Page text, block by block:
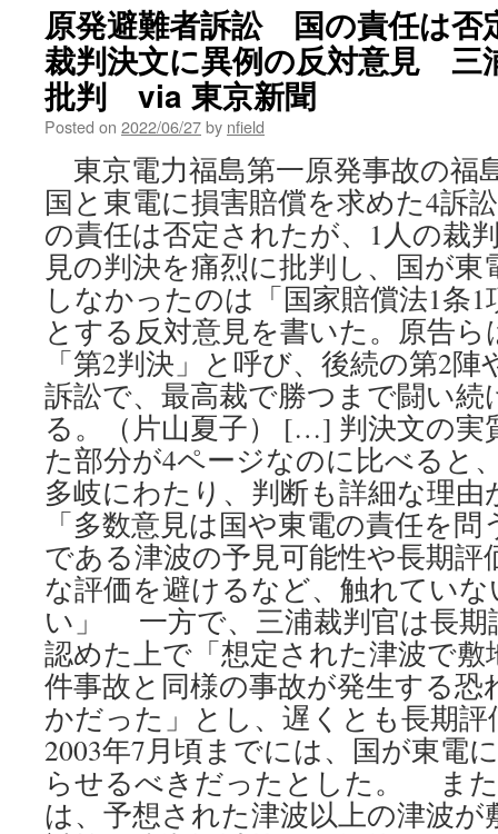
原発避難者訴訟 国の責任は
裁判決文に異例の反対意見 三
批判 via 東京新聞
Posted on 2022/06/27by nfield
東京電力福島第一原発事故の福
国と東電に損害賠償を求めた4訴
の責任は否定されたが、1人の裁
見の判決を痛烈に批判し、国が東
しなかったのは「国家賠償法1条
とする反対意見を書いた。原告
「第2判決」と呼び、後続の第2
訴訟で、最高裁で勝つまで闘い
る。（片山夏子） […] 判決文の実
た部分が4ページなのに比べると
多岐にわたり、判断も詳細な理
「多数意見は国や東電の責任を
である津波の予見可能性や長期評
な評価を避けるなど、触れてい
い」 一方で、三浦裁判官は長期
認めた上で「想定された津波で
件事故と同様の事故が発生する
かだった」とし、遅くとも長期
2003年7月頃までには、国が東電
らせるべきだったとした。 ま
は、予想された津波以上の津波